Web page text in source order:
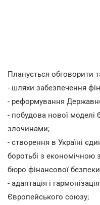
Планується обговорити
- шляхи забезпечення
- реформування
- побудова нової моделі
злочинами;
- створення в Україні
боротьбі з економічною
бюро фінансової
- адаптація і
Європейського союзу;